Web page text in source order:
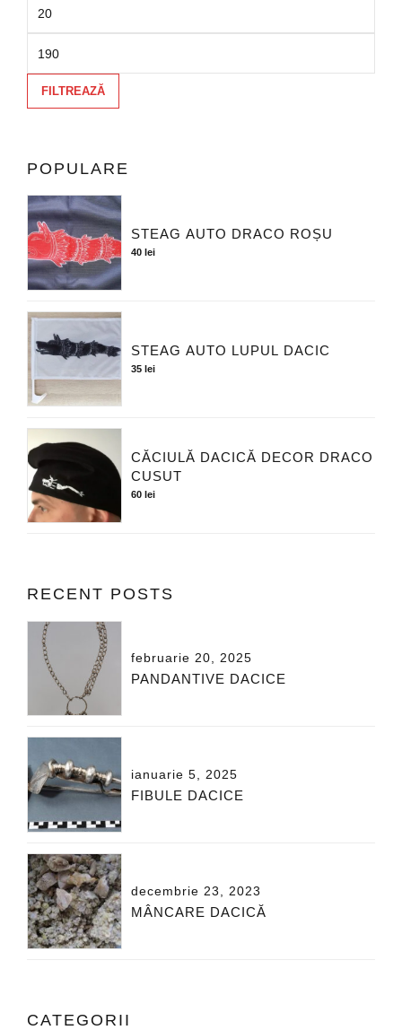
FILTREAZĂ
POPULARE
STEAG AUTO DRACO ROȘU
40lei
STEAG AUTO LUPUL DACIC
35lei
CĂCIULĂ DACICĂ DECOR DRACO
CUSUT
60lei
RECENT POSTS
februarie 20, 2025
PANDANTIVE DACICE
ianuarie 5, 2025
FIBULE DACICE
decembrie 23, 2023
MÂNCARE DACICĂ
CATEGORII